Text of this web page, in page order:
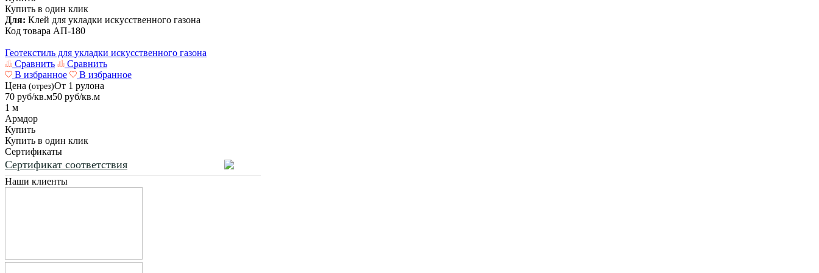
Купить в один клик
Для: Клей для укладки искусственного газона
Код товара АП-180
Геотекстиль для укладки искусственного газона
Сравнить
Сравнить
В избранное
В избранное
Цена (отрез)От 1 рулона
70 руб/кв.м50 руб/кв.м
1 м
Армдор
Купить
Купить в один клик
Сертификаты
Сертификат соответствия
Наши клиенты